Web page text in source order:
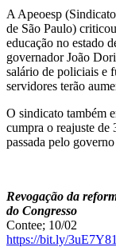
A Apeoesp
de São Paulo)
educação no estado
governador João
salário de policiais e
servidores terão
O sindicato também
cumpra o reajuste de
passada pelo
Revogação da
do Congresso
Contee; 10/02
https://bit.ly/3uE7Y81